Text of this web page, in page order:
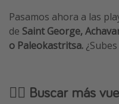
Pasamos ahora a las
de Saint George,
o Paleokastritsa.
🕵️‍♂️ Buscar más